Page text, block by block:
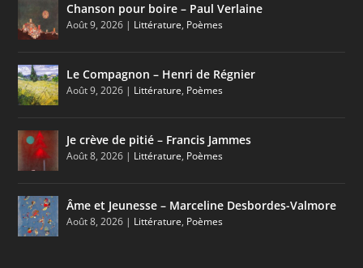
Chanson pour boire – Paul Verlaine
Août 9, 2026 | Littérature, Poèmes
Le Compagnon – Henri de Régnier
Août 9, 2026 | Littérature, Poèmes
Je crève de pitié – Francis Jammes
Août 8, 2026 | Littérature, Poèmes
Âme et Jeunesse – Marceline Desbordes-Valmore
Août 8, 2026 | Littérature, Poèmes